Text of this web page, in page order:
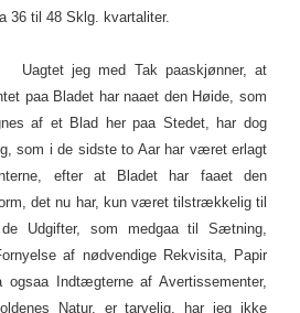
36 til 48 Sklg. kvartaliter.
med Tak paaskjønner, at
paa Bladet har naaet den Høide, som
af et Blad her paa Stedet, har dog
som i de sidste to Aar har været erlagt
efter at Bladet har faaet den
det nu har, kun været tilstrækkelig til
Udgifter, som medgaa til Sætning,
af nødvendige Rekvisita, Papir
Indtægterne af Avertissementer,
Natur, er tarvelig, har jeg ikke